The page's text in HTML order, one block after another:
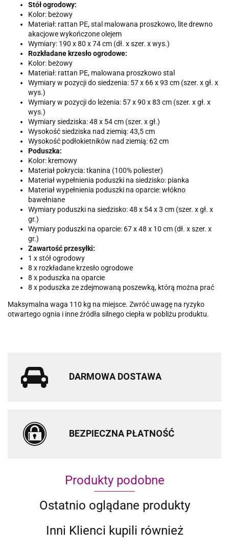
Stół ogrodowy:
Kolor: beżowy
Materiał: rattan PE, stal malowana proszkowo, lite drewno
akacjowe wykończone olejem
Wymiary: 190 x 80 x 74 cm (dł. x szer. x wys.)
Rozkładane krzesło ogrodowe:
Kolor: beżowy
Materiał: rattan PE, malowana proszkowo stal
Wymiary w pozycji do siedzenia: 57 x 66 x 93 cm (szer. x gł. x
wys.)
Wymiary w pozycji do leżenia: 57 x 90 x 83 cm (szer. x gł. x
wys.)
Wymiary siedziska: 48 x 54 cm (szer. x gł.)
Wysokość siedziska nad ziemią: 43,5 cm
Wysokość podłokietników nad ziemią: 62 cm
Poduszka:
Kolor: kremowy
Materiał pokrycia: tkanina (100% poliester)
Materiał wypełnienia poduszki na siedzisko: pianka
Materiał wypełnienia poduszki na oparcie: włókno
bawełniane
Wymiary poduszki na siedzisko: 48 x 54 x 3 cm (szer. x gł. x
gr.)
Wymiary poduszki na oparcie: 67 x 48 x 10 cm (dł. x szer. x
gr.)
Zawartość przesyłki:
1 x stół ogrodowy
8 x rozkładane krzesło ogrodowe
8 x poduszka na oparcie
8 x poduszka ze zdejmowaną poszewką, którą można prać
Maksymalna waga 110 kg na miejsce. Zwróć uwagę na ryzyko
otwartego ognia i inne źródła silnego ciepła w pobliżu produktu.
DARMOWA DOSTAWA
BEZPIECZNA PŁATNOŚĆ
Produkty podobne
Ostatnio oglądane produkty
Inni Klienci kupili również